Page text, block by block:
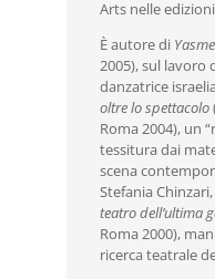
Arts nelle
È autore di
2005), sul lavoro
danzatrice
oltre lo spettacolo
Roma 2004), un
tessitura dai
scena
Stefania
teatro dell’ultima
Roma 2000),
ricerca teatrale